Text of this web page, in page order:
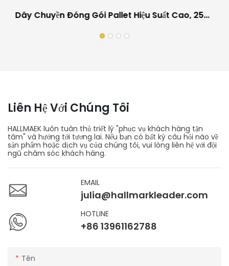
Dây Chuyền Đóng Gói Pallet Hiệu Suất Cao, 25
Liên Hệ Với Chúng Tôi
HALLMAEK luôn tuân thủ triết lý "phục vụ khách hàng tận
tâm" và hướng tới tương lai. Nếu bạn có bất kỳ câu hỏi nào về
sản phẩm hoặc dịch vụ của chúng tôi, vui lòng liên hệ với đội
ngũ chăm sóc khách hàng.
EMAIL
julia@hallmarkleader.com
HOTLINE
+86 13961162788
Tên